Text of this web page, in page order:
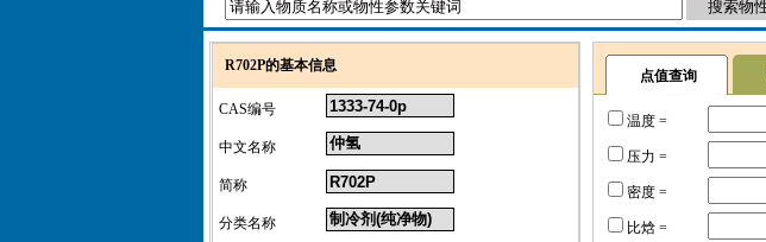
R702P的基本信息
CAS编号
中文名称
简称
分类名称
点值查询
温度 =
压力 =
密度 =
比焓 =